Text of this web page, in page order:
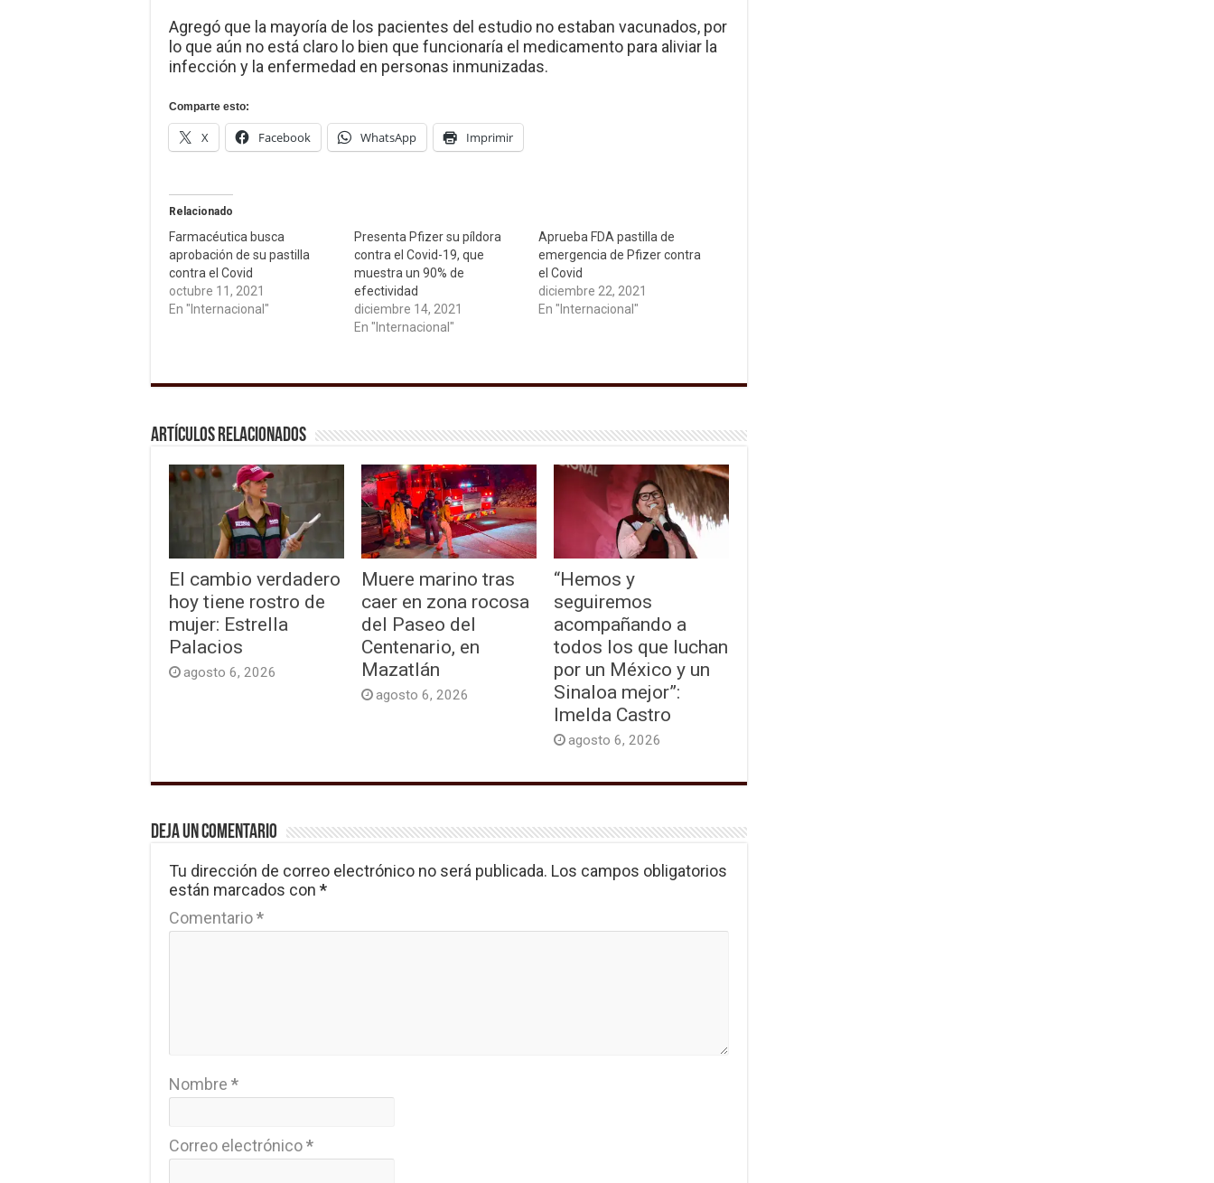
Agregó que la mayoría de los pacientes del estudio no estaban vacunados, por
lo que aún no está claro lo bien que funcionaría el medicamento para aliviar la
infección y la enfermedad en personas inmunizadas.
Comparte esto:
X Facebook WhatsApp Imprimir
Relacionado
Farmacéutica busca
aprobación de su pastilla
contra el Covid
octubre 11, 2021
En "Internacional"
Presenta Pfizer su píldora
contra el Covid-19, que
muestra un 90% de
efectividad
diciembre 14, 2021
En "Internacional"
Aprueba FDA pastilla de
emergencia de Pfizer contra
el Covid
diciembre 22, 2021
En "Internacional"
Artículos relacionados
El cambio verdadero
hoy tiene rostro de
mujer: Estrella
Palacios
agosto 6, 2026
Muere marino tras
caer en zona rocosa
del Paseo del
Centenario, en
Mazatlán
agosto 6, 2026
“Hemos y
seguiremos
acompañando a
todos los que luchan
por un México y un
Sinaloa mejor”:
Imelda Castro
agosto 6, 2026
Deja un comentario
Tu dirección de correo electrónico no será publicada. Los campos obligatorios
están marcados con *
Comentario*
Nombre *
Correo electrónico*